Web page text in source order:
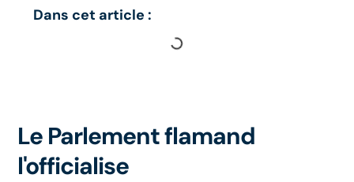
Dans cet article :
Le Parlement flamand
l'officialise